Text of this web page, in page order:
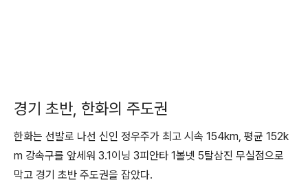
경기 초반, 한화의 주도권
한화는 선발로 나선 신인 정우주가 최고 시속 154km, 평균 152k
m 강속구를 앞세워 3.1이닝 3피안타 1볼넷 5탈삼진 무실점으로
막고 경기 초반 주도권을 잡았다.